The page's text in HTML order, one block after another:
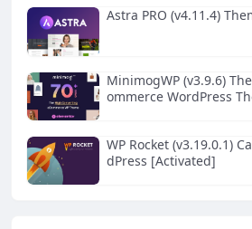
Astra PRO (v4.11.4)
MinimogWP (v3.9.6)
ommerce WordPress
WP Rocket (v3.19.0.1)
dPress [Activated]